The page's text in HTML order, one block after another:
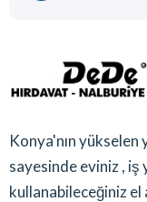
Konya'nın
sayesinde eviniz ,
kullanabileceğiniz